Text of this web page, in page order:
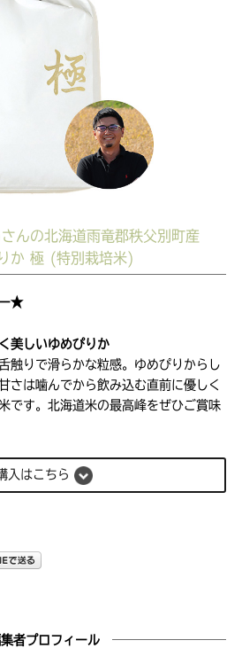
んの北海道雨竜郡秩父別町産
か 極 (特別栽培米)
ー★
美しいゆめぴりか
触りで滑らかな粒感。ゆめぴりからし
さは噛んでから飲み込む直前に優しく
です。北海道米の最高峰をぜひご賞味
入はこちら
者プロフィール